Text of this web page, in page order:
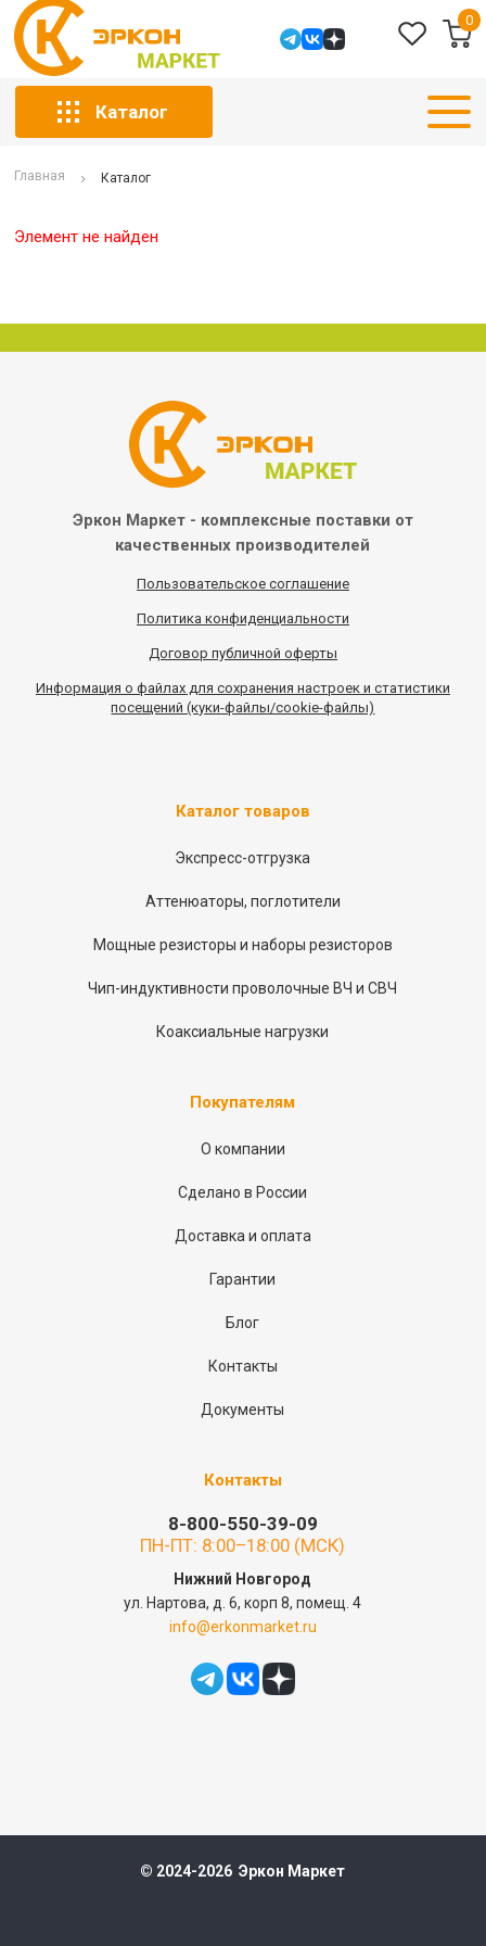
0
Каталог
Главная Каталог
Элемент не найден
Эркон Маркет - комплексные поставки от
качественных производителей
Пользовательское соглашение
Политика конфиденциальности
Договор публичной оферты
Информация о файлах для сохранения настроек и статистики
посещений (куки-файлы/cookie-файлы)
Каталог товаров
Экспресс-отгрузка
Аттенюаторы, поглотители
Мощные резисторы и наборы резисторов
Чип-индуктивности проволочные ВЧ и СВЧ
Коаксиальные нагрузки
Покупателям
О компании
Сделано в России
Доставка и оплата
Гарантии
Блог
Контакты
Документы
Контакты
8-800-550-39-09
ПН-ПТ: 8:00–18:00 (МСК)
Нижний Новгород
ул. Нартова, д. 6, корп 8, помещ. 4
info@erkonmarket.ru
© 2024-2026 Эркон Маркет